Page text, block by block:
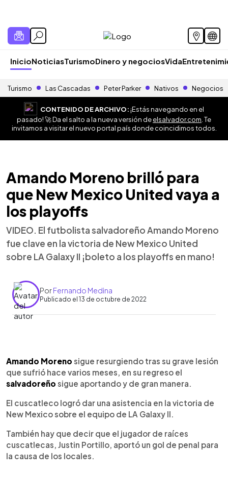
InicioNoticiasTurismoDinero y negociosVida
Turismo Las Cascadas Peter Parker Nativos Negocios
CONTENIDO DE ARCHIVO:¡Estás navegando en el
pasado! 🚀 Da el salto a la nueva versión deelsalvador.com . Te
invitamos a visitar el nuevo portal país donde coincidimos todos.
Amando Moreno brilló para
que New Mexico United vaya a
los playoffs
VIDEO. El futbolista salvadoreño Amando Moreno
fue clave en la victoria de New Mexico United
sobre LA Galaxy II ¡boleto a los playoffs en mano!
PorFernando Medina
Publicado el 13 de octubre de 2022
► Escuchar artículo
Amando Moreno sigue resurgiendo tras su grave lesión
que sufrió hace varios meses, en su regreso el
salvadoreño sigue aportando y de gran manera.
El cuscatleco logró dar una asistencia en la victoria de
New Mexico sobre el equipo de LA Galaxy II.
También hay que decir que el jugador de raíces
cuscatlecas, Justin Portillo, aportó un gol de penal para
la causa de los locales.